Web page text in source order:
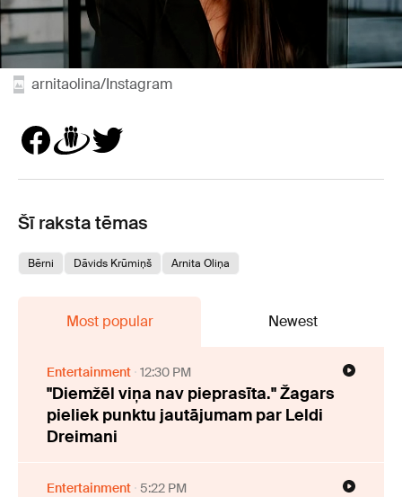
arnitaolina/Instagram
Šī raksta tēmas
Bērni Dāvids Krūmiņš Arnita Oliņa
Most popular Newest
Entertainment 12:30 PM
"Diemžēl viņa nav pieprasīta." Žagars
pieliek punktu jautājumam par Leldi
Dreimani
Entertainment 5:22 PM